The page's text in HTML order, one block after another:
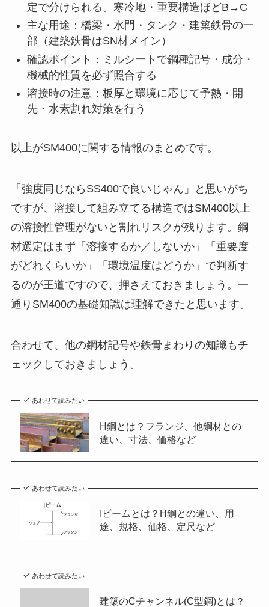
定で分けられる。寒冷地・重要構造ほどB→C
主な用途：橋梁・水門・タンク・建築鉄骨の一
部（建築鉄骨はSN材メイン）
確認ポイント：ミルシートで鋼種記号・成分・
機械的性質を必ず照合する
溶接時の注意：板厚と環境に応じて予熱・開
先・水素割れ対策を行う
以上がSM400に関する情報のまとめです。
「強度同じならSS400で良いじゃん」と思いがち
ですが、溶接して組み立てる構造ではSM400以上
の溶接性管理がないと割れリスクが残ります。鋼
材選定はまず「溶接するか／しないか」「重要度
がどれくらいか」「環境温度はどうか」で判断す
るのが王道ですので、押さえておきましょう。一
通りSM400の基礎知識は理解できたと思います。
合わせて、他の鋼材記号や鉄骨まわりの知識もチ
ェックしておきましょう。
あわせて読みたい
H鋼とは？フランジ、他鋼材との
違い、寸法、価格など
あわせて読みたい
Iビームとは？H鋼との違い、用
途、規格、価格、定尺など
あわせて読みたい
建築のCチャンネル(C型鋼)とは？